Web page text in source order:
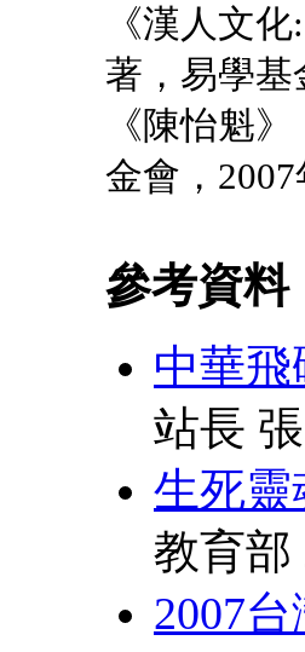
《漢人文
著，易學基
《陳怡魁
金會，2007
參考資料
中華飛
站長
生死靈
教育部
2007